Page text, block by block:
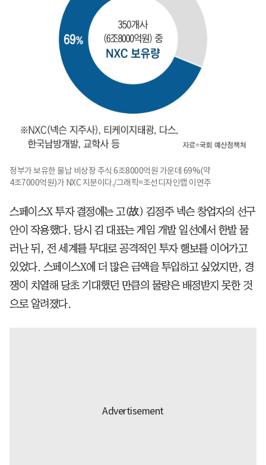
정부가 보유한 물납 비상장 주식 6조8000억원 가운데 69%(약
4조7000억원)가 NXC 지분이다./그래픽=조선디자인랩 이연주
스페이스X 투자 결정에는 고(故) 김정주 넥슨 창업자의 선구
안이 작용했다. 당시 김 대표는 게임 개발 일선에서 한발 물
러난 뒤, 전 세계를 무대로 공격적인 투자 행보를 이어가고
있었다. 스페이스X에 더 많은 금액을 투입하고 싶었지만, 경
쟁이 치열해 당초 기대했던 만큼의 물량은 배정받지 못한 것
으로 알려졌다.